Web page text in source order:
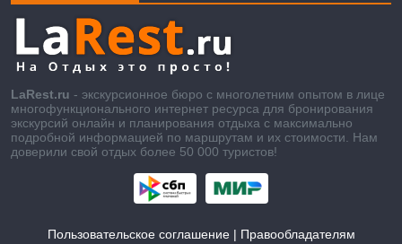
LaRest.ru - экскурсионное бюро с многолетним опытом в лице
многофункционального интернет ресурса для бронирования
экскурсий онлайн и планирования отдыха с максимально
подробной информацией по маршрутам и их стоимости. Нам
доверили свой отдых более 50 000 туристов!
Пользовательское соглашение| Правообладателям